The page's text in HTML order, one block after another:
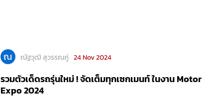
ณ ณัฐวุฒิ สุวรรณภู่ 24 Nov 2024
รวมตัวเด็ดรถรุ่นใหม่ ! จัดเต็มทุกเซกเมนท์ ในงาน Motor
Expo 2024